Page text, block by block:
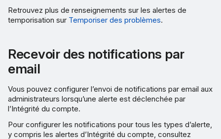
Retrouvez plus de renseignements sur les alertes de
temporisation sur Temporiser des problèmes.
Recevoir des notifications par
email
Vous pouvez configurer l’envoi de notifications par email aux
administrateurs lorsqu’une alerte est déclenchée par
l’Intégrité du compte.
Pour configurer les notifications pour tous les types d’alerte,
y compris les alertes d’Intégrité du compte, consultez